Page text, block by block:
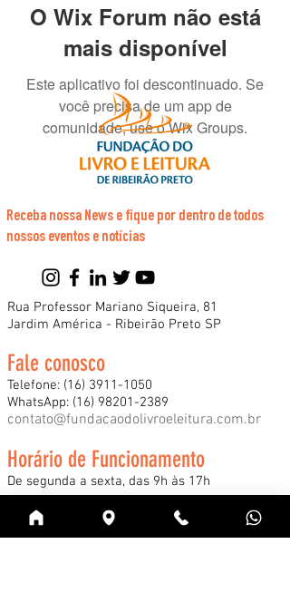
O Wix Forum não está
mais disponível
Este aplicativo foi descontinuado. Se
você precisa de um app de
comunidade, use o Wix Groups.
Receba nossa News e fique por dentro de todos
nossos eventos e notícias
Rua Professor Mariano Siqueira, 81
Jardim América - Ribeirão Preto SP
Fale conosco
Telefone: (16) 3911-1050
WhatsApp: (16) 98201-2389
contato@fundacaodolivroeleitura.com.br
Horário de Funcionamento
De segunda a sexta, das 9h às 17h
*Consulte nossos horários especiais de